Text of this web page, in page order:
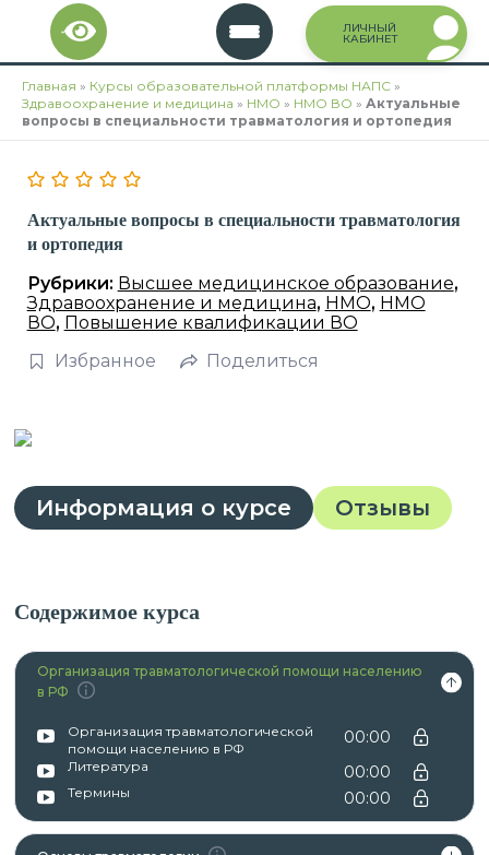
Перейти
содержимому
ЛИЧНЫЙ
КАБИНЕТ
Главная » Курсы образовательной платформы НАПС »
Здравоохранение и медицина » НМО » НМО ВО » Актуальные
вопросы в специальности травматология и ортопедия
Актуальные вопросы в специальности травматология
и ортопедия
Рубрики: Высшее медицинское образование,
Здравоохранение и медицина, НМО, НМО
ВО, Повышение квалификации ВО
Избранное
Поделиться
Информация о курсе Отзывы
Содержимое курса
Организация травматологической помощи населению
в РФ
Организация травматологической
помощи населению в РФ
00:00
Литература 00:00
Термины 00:00